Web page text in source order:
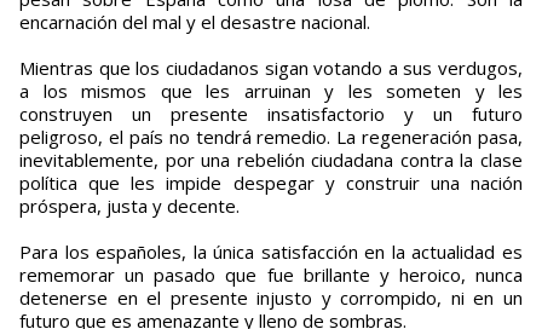
encarnación del mal y el desastre nacional.
Mientras que los ciudadanos sigan votando a sus verdugos,
a los mismos que les arruinan y les someten y les
construyen un presente insatisfactorio y un futuro
peligroso, el país no tendrá remedio. La regeneración pasa,
inevitablemente, por una rebelión ciudadana contra la clase
política que les impide despegar y construir una nación
próspera, justa y decente.
Para los españoles, la única satisfacción en la actualidad es
rememorar un pasado que fue brillante y heroico, nunca
detenerse en el presente injusto y corrompido, ni en un
futuro que es amenazante y lleno de sombras.